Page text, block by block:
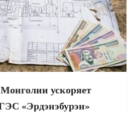
ускоряет
«Эрдэнэбурэн»